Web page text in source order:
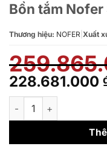
Bồn tắm
Thương hiệu: NOFER Xuất
Giá
gốc
là:
259.865.000
228.681.000
Bồn tắm Nofer SPA-